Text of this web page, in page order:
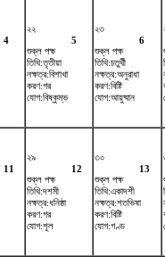
4
২২
5
শুক্ল পক্ষ
তিথি:তৃতীয়া
নক্ষত্র:বিশাখা
করণ:গর
যোগ:বিষ্কুম্ভ
২৩
6
শুক্ল পক্ষ
তিথি:চতুর্থী
নক্ষত্র:অনুরাধা
করণ:বিষ্টি
যোগ:আয়ুষ্মান
11
২৯
12
শুক্ল পক্ষ
তিথি:দশমী
নক্ষত্র:ধনিষ্ঠা
করণ:গর
যোগ:শূল
৩০
13
শুক্ল পক্ষ
তিথি:একাদশী
নক্ষত্র:শতভিষ‌া
করণ:বিষ্টি
যোগ:গণ্ড